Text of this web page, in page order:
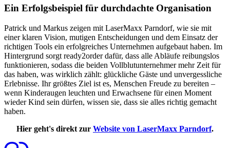
Ein Erfolgsbeispiel für durchdachte Organisation
Patrick und Markus zeigen mit LaserMaxx Parndorf, wie sie mit
einer klaren Vision, mutigen Entscheidungen und dem Einsatz der
richtigen Tools ein erfolgreiches Unternehmen aufgebaut haben. Im
Hintergrund sorgt ready2order dafür, dass alle Abläufe reibungslos
funktionieren, sodass die beiden Vollblutunternehmer mehr Zeit für
das haben, was wirklich zählt: glückliche Gäste und unvergessliche
Erlebnisse. Ihr größtes Ziel ist es, Menschen Freude zu bereiten –
wenn Kinderaugen leuchten und Erwachsene für einen Moment
wieder Kind sein dürfen, wissen sie, dass sie alles richtig gemacht
haben.
Hier geht's direkt zur Website von LaserMaxx Parndorf.